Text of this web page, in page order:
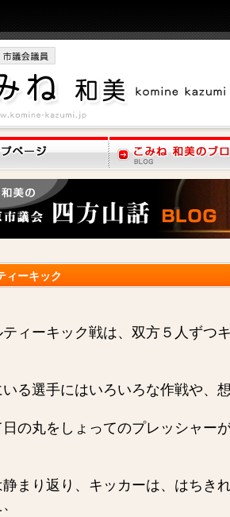
ィーキック
ィーキック戦は、双方５人ずつ
いる選手にはいろいろな作戦や、
日の丸をしょってのプレッシャー
まり返り、キッカーは、はちき